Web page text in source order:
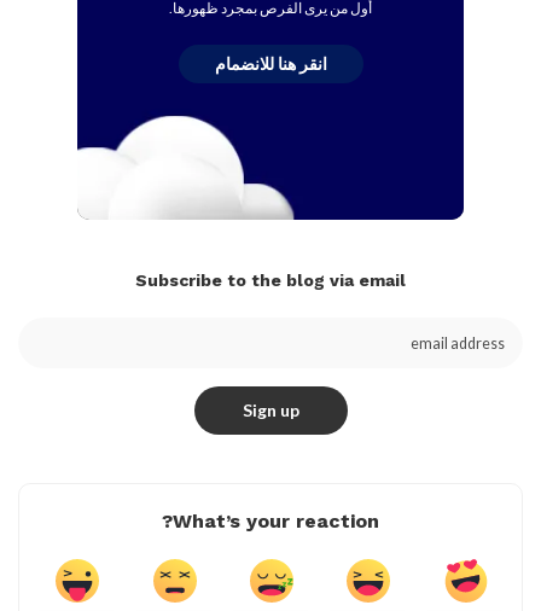
أول من يرى الفرص بمجرد ظهورها.
انقر هنا للانضمام
Subscribe to the blog via email
What’s your reaction?